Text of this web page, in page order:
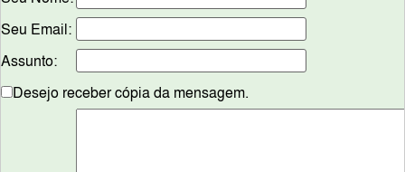
Seu Email:
Assunto:
Desejo receber cópia da mensagem.